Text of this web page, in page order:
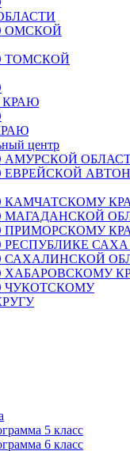
ОМСКОЙ
ТОМСКОЙ
КРАЮ
центр
АМУРСКОЙ
ЕВРЕЙСКОЙ
КАМЧАТСКОМУ
МАГАДАНСКОЙ
ПРИМОРСКОМУ
САХАЛИНСКОЙ
ХАБАРОВСКОМУ
ЧУКОТСКОМУ
5 класс
6 класс